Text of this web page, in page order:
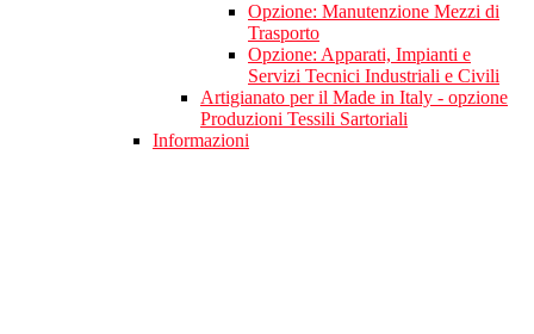
Opzione: Manutenzione Mezzi di
Trasporto
Opzione: Apparati, Impianti e
Servizi Tecnici Industriali e Civili
Artigianato per il Made in Italy - opzione
Produzioni Tessili Sartoriali
Informazioni